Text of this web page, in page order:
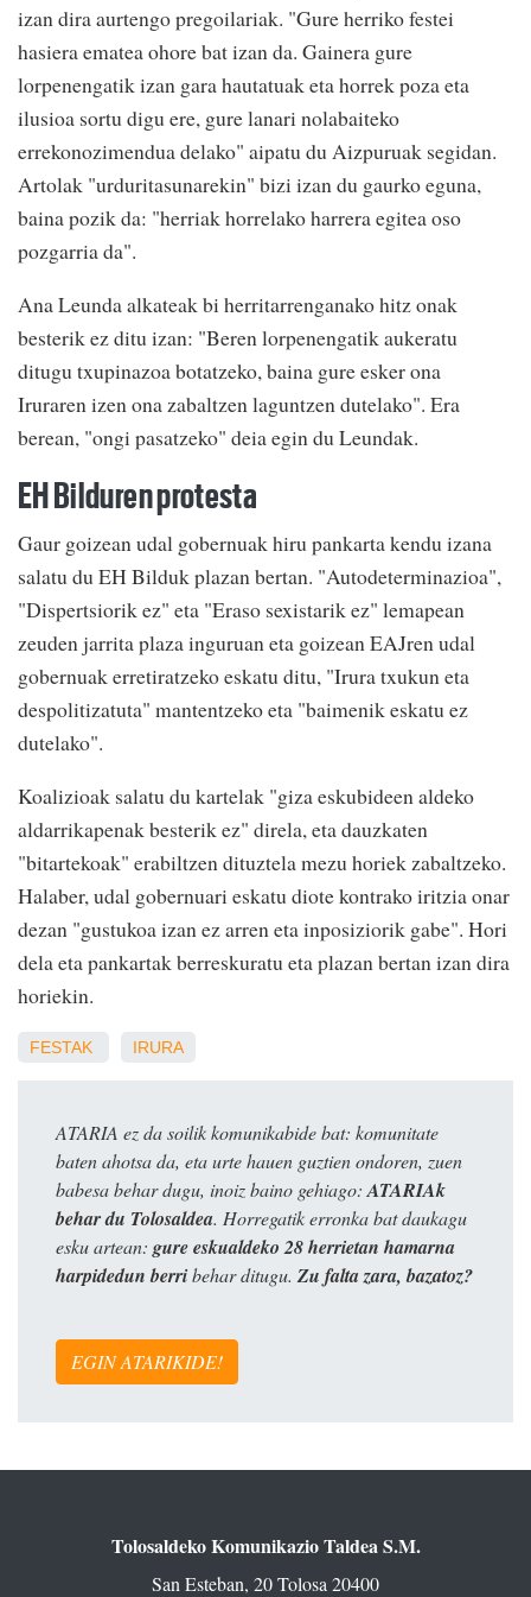
izan dira aurtengo pregoilariak. "Gure herriko festei
hasiera ematea ohore bat izan da. Gainera gure
lorpenengatik izan gara hautatuak eta horrek poza eta
ilusioa sortu digu ere, gure lanari nolabaiteko
errekonozimendua delako" aipatu du Aizpuruak segidan.
Artolak "urduritasunarekin" bizi izan du gaurko eguna,
baina pozik da: "herriak horrelako harrera egitea oso
pozgarria da".
Ana Leunda alkateak bi herritarrenganako hitz onak
besterik ez ditu izan: "Beren lorpenengatik aukeratu
ditugu txupinazoa botatzeko, baina gure esker ona
Iruraren izen ona zabaltzen laguntzen dutelako". Era
berean, "ongi pasatzeko" deia egin du Leundak.
EH Bilduren protesta
Gaur goizean udal gobernuak hiru pankarta kendu izana
salatu du EH Bilduk plazan bertan. "Autodeterminazioa",
"Dispertsiorik ez" eta "Eraso sexistarik ez" lemapean
zeuden jarrita plaza inguruan eta goizean EAJren udal
gobernuak erretiratzeko eskatu ditu, "Irura txukun eta
despolitizatuta" mantentzeko eta "baimenik eskatu ez
dutelako".
Koalizioak salatu du kartelak "giza eskubideen aldeko
aldarrikapenak besterik ez" direla, eta dauzkaten
"bitartekoak" erabiltzen dituztela mezu horiek zabaltzeko.
Halaber, udal gobernuari eskatu diote kontrako iritzia onar
dezan "gustukoa izan ez arren eta inposiziorik gabe". Hori
dela eta pankartak berreskuratu eta plazan bertan izan dira
horiekin.
FESTAK IRURA
ATARIA ez da soilik komunikabide bat: komunitate
baten ahotsa da, eta urte hauen guztien ondoren, zuen
babesa behar dugu, inoiz baino gehiago: ATARIAk
behar du Tolosaldea. Horregatik erronka bat daukagu
esku artean: gure eskualdeko 28 herrietan hamarna
harpidedun berribehar ditugu. Zu falta zara, bazatoz?
EGIN ATARIKIDE!
Tolosaldeko Komunikazio Taldea S.M.
San Esteban, 20 Tolosa 20400